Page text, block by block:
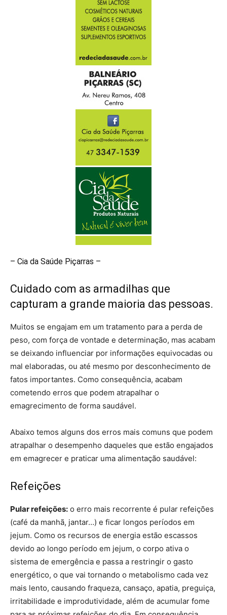
– Cia da Saúde Piçarras –
Cuidado com as armadilhas que
capturam a grande maioria das pessoas.
Muitos se engajam em um tratamento para a perda de
peso, com força de vontade e determinação, mas acabam
se deixando influenciar por informações equivocadas ou
mal elaboradas, ou até mesmo por desconhecimento de
fatos importantes. Como consequência, acabam
cometendo erros que podem atrapalhar o
emagrecimento de forma saudável.
Abaixo temos alguns dos erros mais comuns que podem
atrapalhar o desempenho daqueles que estão engajados
em emagrecer e praticar uma alimentação saudável:
Refeições
Pular refeições: o erro mais recorrente é pular refeições
(café da manhã, jantar…) e ficar longos períodos em
jejum. Como os recursos de energia estão escassos
devido ao longo período em jejum, o corpo ativa o
sistema de emergência e passa a restringir o gasto
energético, o que vai tornando o metabolismo cada vez
mais lento, causando fraqueza, cansaço, apatia, preguiça,
irritabilidade e improdutividade, além de acumular fome